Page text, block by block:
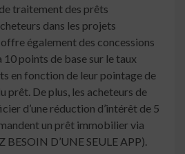
traitement des prêts
dans les projets
également des concessions
10 points de base sur le taux
en fonction de leur pointage de
prêt. De plus, les acheteurs de
d’une réduction d’intérêt de 5
un prêt immobilier via
BESOIN D’UNE SEULE APP).